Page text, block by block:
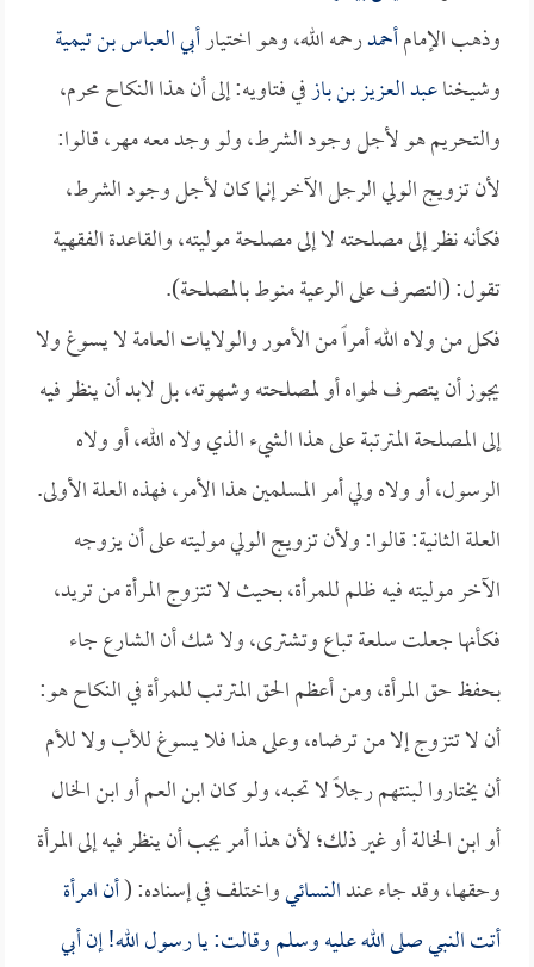
وذهب الإمامأحمدرحمه الله، وهو اختيارأبي العباس بن تيمية
وشيخناعبد العزيز بن بازفي فتاويه: إلى أن هذا النكاح محرم،
والتحريم هو لأجل وجود الشرط، ولو وجد معه مهر، قالوا:
لأن تزويج الولي الرجل الآخر إنما كان لأجل وجود الشرط،
فكأنه نظر إلى مصلحته لا إلى مصلحة موليته، والقاعدة الفقهية
تقول: (التصرف على الرعية منوط بالمصلحة).
فكل من ولاه الله أمراً من الأمور والولايات العامة لا يسوغ ولا
يجوز أن يتصرف لهواه أو لمصلحته وشهوته، بل لابد أن ينظر فيه
إلى المصلحة المترتبة على هذا الشيء الذي ولاه الله، أو ولاه
الرسول، أو ولاه ولي أمر المسلمين هذا الأمر، فهذه العلة الأولى.
العلة الثانية: قالوا: ولأن تزويج الولي موليته على أن يزوجه
الآخر موليته فيه ظلم للمرأة، بحيث لا تتزوج المرأة من تريد،
فكأنها جعلت سلعة تباع وتشترى، ولا شك أن الشارع جاء
بحفظ حق المرأة، ومن أعظم الحق المترتب للمرأة في النكاح هو:
أن لا تتزوج إلا من ترضاه، وعلى هذا فلا يسوغ للأب ولا للأم
أن يختاروا لبنتهم رجلاً لا تحبه، ولو كان ابن العم أو ابن الخال
أو ابن الخالة أو غير ذلك؛ لأن هذا أمر يجب أن ينظر فيه إلى المرأة
وحقها، وقد جاء عندالنسائيواختلف في إسناده: (أن امرأة
أتت النبي صلى الله عليه وسلم وقالت: يا رسول الله! إن أبي